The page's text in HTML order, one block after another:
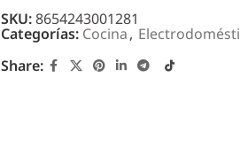
SKU:8654243001281
Categorías: Cocina,
Share: